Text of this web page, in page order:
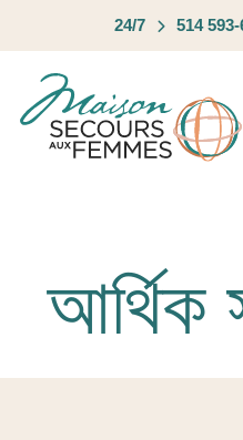
content
24/7 514
আর্থিক